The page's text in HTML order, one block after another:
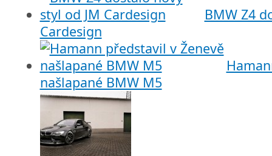
BMW Z4
Cardesign
našlapané BMW M5